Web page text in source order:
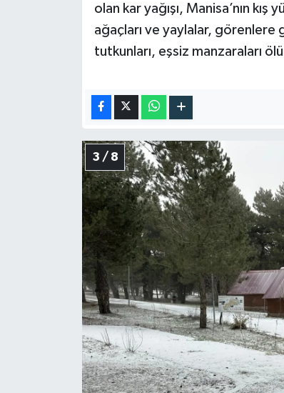
olan kar yağışı, Manisa’nın
ağaçları ve yaylalar,
tutkunları, eşsiz manzaraları
3 / 8